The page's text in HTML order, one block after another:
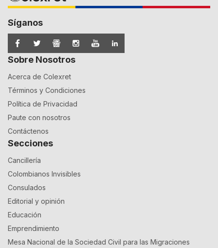
Síganos
Sobre Nosotros
Acerca de Colexret
Términos y Condiciones
Política de Privacidad
Paute con nosotros
Contáctenos
Secciones
Cancillería
Colombianos Invisibles
Consulados
Editorial y opinión
Educación
Emprendimiento
Mesa Nacional de la Sociedad Civil para las Migraciones